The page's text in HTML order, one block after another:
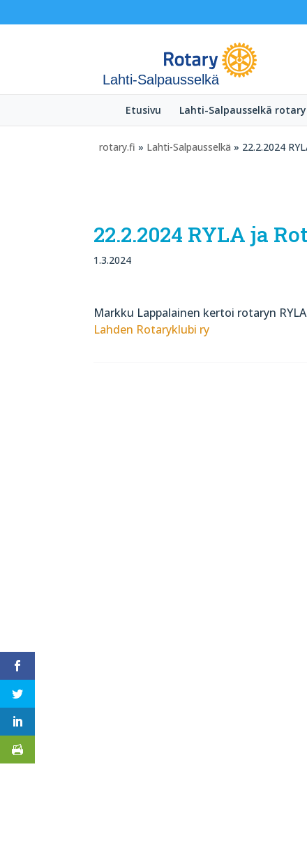
Lahti-Salpausselkä
Etusivu Lahti-Salpausselkä
rotary.fi » Lahti-Salpausselkä » 22.2.2024
22.2.2024 RYLA ja
1.3.2024
Markku Lappalainen kertoi rotaryn
Lahden Rotaryklubi ry